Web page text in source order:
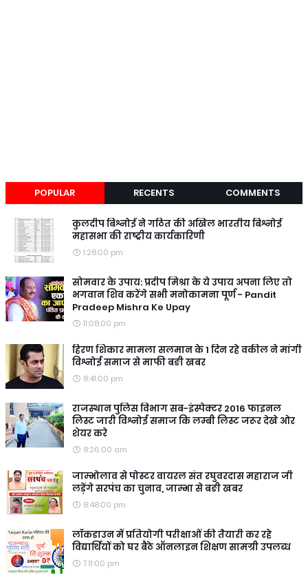
POPULAR RECENTS COMMENTS
कुलदीप बिश्नोई ने गठित की अखिल भारतीय बिश्नोई
महासभा की राष्ट्रीय कार्यकारिणी
1:28:00 pm
सोमवार के उपाय: प्रदीप मिश्रा के ये उपाय अपना लिए तो
भगवान शिव करेंगे सभी मनोकामना पूर्ण - Pandit
Pradeep Mishra Ke Upay
11:08:00 pm
हिरण शिकार मामला सलमान के 1 दिन रहे वकील ने मांगी
विश्नोई समाज से माफी बङी खबर
8:41:00 pm
राजस्थान पुलिस विभाग सब-इंस्पेक्टर 2016 फाइनल
लिस्ट जारी विश्नोई समाज कि लम्बी लिस्ट जरूर देखे ओर
शेयर करे
8:26:00 am
जाम्भोलाव से पोस्टर वायरल संत रघुवरदास महाराज जी
लड़ेंगे सरपंच का चुनाव, जाम्भा से बङी खबर
8:48:00 pm
लॉकडाउन में प्रतियोगी परीक्षाओं की तैयारी कर रहे
विद्यार्थियों को घर बैठे ऑनलाइन शिक्षण सामग्री उपलब्ध
7:11:00 pm